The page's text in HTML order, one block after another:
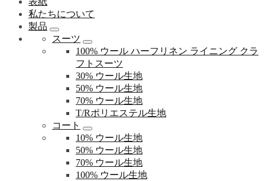
私たちについて
製品
スーツ
100% ウール ハーフリネン ライニング クラ
フトスーツ
30% ウール生地
50% ウール生地
70% ウール生地
T/Rポリエステル生地
コート
10% ウール生地
50% ウール生地
70% ウール生地
100% ウール生地